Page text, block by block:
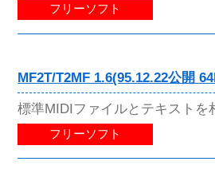
フリーソフト
MF2T/T2MF 1.6(95.12.22公開
標準MIDIファイルとテキストを
フリーソフト